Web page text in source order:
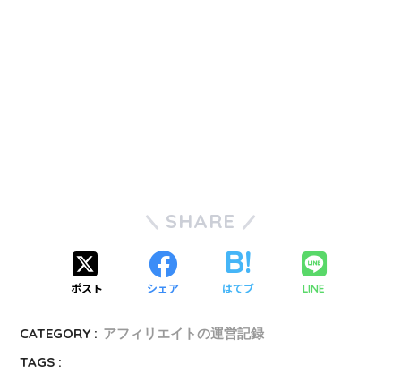
SHARE
ポスト シェア はてブ LINE
CATEGORY : アフィリエイトの運営記録
TAGS :